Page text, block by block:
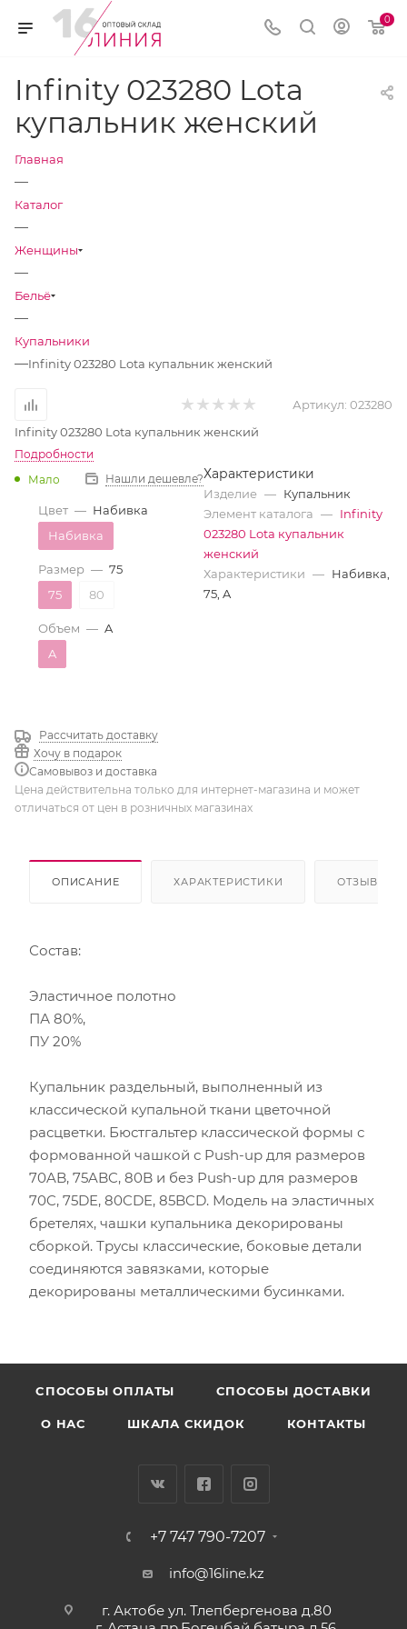
0
Infinity 023280 Lota
купальник женский
Главная
—
Каталог
—
Женщины
—
Бельё
—
Купальники
—Infinity 023280 Lota купальник женский
Артикул: 023280
Infinity 023280 Lota купальник женский
Подробности
Мало
Нашли дешевле?
Цвет — Набивка
Набивка
Размер — 75
75
80
Объем — A
A
Рассчитать доставку
Хочу в подарок
Самовывоз и доставка
Характеристики
Изделие — Купальник
Элемент каталога — Infinity
023280 Lota купальник
женский
Характеристики — Набивка,
75, A
Цена действительна только для интернет-магазина и может
отличаться от цен в розничных магазинах
ОПИСАНИЕ ХАРАКТЕРИСТИКИ ОТЗЫВЫ
Состав:
Эластичное полотно
ПА 80%,
ПУ 20%
Купальник раздельный, выполненный из
классической купальной ткани цветочной
расцветки. Бюстгальтер классической формы с
формованной чашкой с Push-up для размеров
70AB, 75ABC, 80B и без Push-up для размеров
70C, 75DE, 80CDE, 85BCD. Модель на эластичных
бретелях, чашки купальника декорированы
сборкой. Трусы классические, боковые детали
соединяются завязками, которые
декорированы металлическими бусинками.
CПОСОБЫ ОПЛАТЫ СПОСОБЫ ДОСТАВКИ
О НАС ШКАЛА СКИДОК КОНТАКТЫ
+7 747 790-7207
info@16line.kz
г. Актобе ул. Тлепбергенова д.80